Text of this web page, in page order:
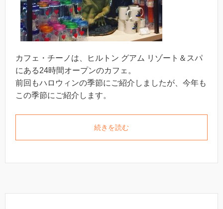
カフェ・チーノは、ヒルトン グアム リゾート＆スパ
にある24時間オープンのカフェ。
前回もハロウィンの季節にご紹介しましたが、今年も
この季節にご紹介します。
続きを読む